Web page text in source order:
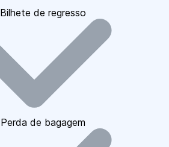
Bilhete de regresso
Perda de bagagem